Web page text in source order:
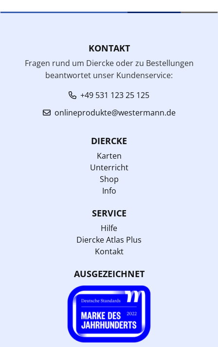
KONTAKT
Fragen rund um Diercke oder zu Bestellungen
beantwortet unser Kundenservice:
+49 531 123 25 125
onlineprodukte@westermann.de
DIERCKE
Karten
Unterricht
Shop
Info
SERVICE
Hilfe
Diercke Atlas Plus
Kontakt
AUSGEZEICHNET